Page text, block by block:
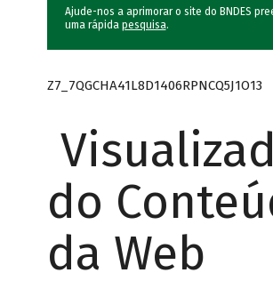
Ajude-nos a aprimorar o site do BNDES
uma rápida pesquisa.
Z7_7QGCHA41L8D1406RPNCQ5J1O13
do
da Web